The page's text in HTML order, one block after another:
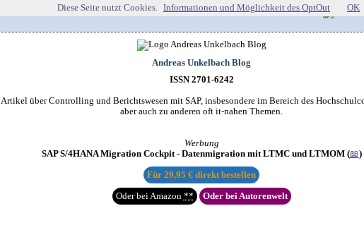
Andreas Unkelbach Blog
ISSN 2701-6242
Artikel über Controlling und Berichtswesen mit SAP, insbesondere im Bereich des
aber auch zu anderen oft it-nahen Themen.
Werbung
SAP S/4HANA Migration Cockpit - Datenmigration mit LTMC und LTMOM (📖)
Für 29,95 € direkt bestellen
Oder bei Amazon ** Oder bei Autorenwelt
Diese Seite nutzt Cookies. Informationen und Möglichkeit des OptOut OK